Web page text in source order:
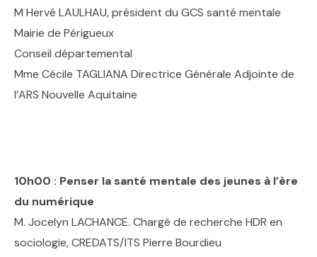
M Hervé LAULHAU, président du GCS santé mentale
Mairie de Périgueux
Conseil départemental
Mme Cécile TAGLIANA Directrice Générale Adjointe de
l’ARS Nouvelle Aquitaine
10h00 : Penser la santé mentale des jeunes à l’ère
du numérique
M. Jocelyn LACHANCE. Chargé de recherche HDR en
sociologie, CREDATS/ITS Pierre Bourdieu